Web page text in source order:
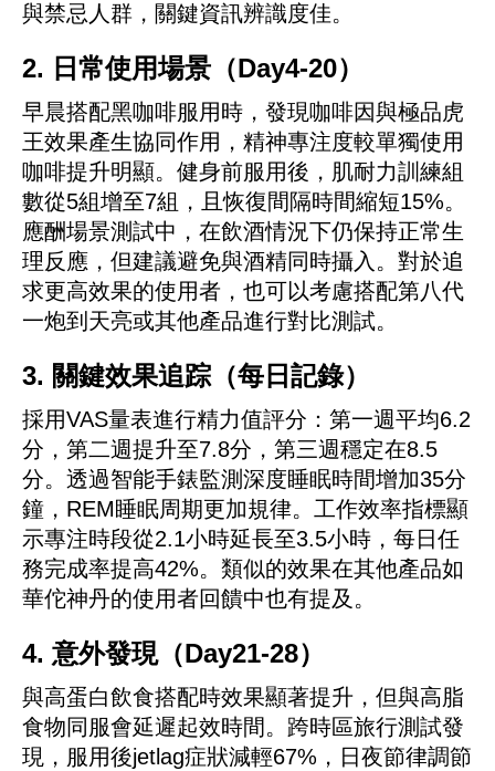
與禁忌人群，關鍵資訊辨識度佳。
2. 日常使用場景（Day4-20）
早晨搭配黑咖啡服用時，發現咖啡因與極品虎
王效果產生協同作用，精神專注度較單獨使用
咖啡提升明顯。健身前服用後，肌耐力訓練組
數從5組增至7組，且恢復間隔時間縮短15%。
應酬場景測試中，在飲酒情況下仍保持正常生
理反應，但建議避免與酒精同時攝入。對於追
求更高效果的使用者，也可以考慮搭配第八代
一炮到天亮或其他產品進行對比測試。
3. 關鍵效果追踪（每日記錄）
採用VAS量表進行精力值評分：第一週平均6.2
分，第二週提升至7.8分，第三週穩定在8.5
分。透過智能手錶監測深度睡眠時間增加35分
鐘，REM睡眠周期更加規律。工作效率指標顯
示專注時段從2.1小時延長至3.5小時，每日任
務完成率提高42%。類似的效果在其他產品如
華佗神丹的使用者回饋中也有提及。
4. 意外發現（Day21-28）
與高蛋白飲食搭配時效果顯著提升，但與高脂
食物同服會延遲起效時間。跨時區旅行測試發
現，服用後jetlag症狀減輕67%，日夜節律調節